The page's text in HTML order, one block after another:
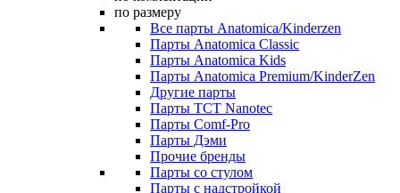
по размеру
Все парты Anatomica/Kinderzen
Парты Anatomica Classic
Парты Anatomica Kids
Парты Anatomica Premium/KinderZen
Другие парты
Парты TCT Nanotec
Парты Comf-Pro
Парты Дэми
Прочие бренды
Парты со стулом
Парты с надстройкой